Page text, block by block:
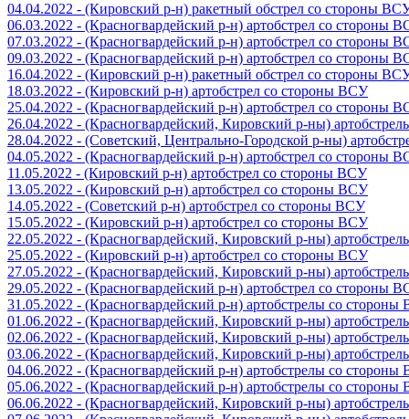
04.04.2022 - (Кировский р-н) ракетный обстрел со стороны
06.03.2022 - (Красногвардейский р-н) артобстрел со стороны
07.03.2022 - (Красногвардейский р-н) артобстрел со стороны
09.03.2022 - (Красногвардейский р-н) артобстрел со стороны
16.04.2022 - (Кировский р-н) ракетный обстрел со стороны
18.03.2022 - (Кировский р-н) артобстрел со стороны ВСУ
25.04.2022 - (Красногвардейский р-н) артобстрел со стороны
26.04.2022 - (Красногвардейский, Кировский р-ны)
28.04.2022 - (Советский, Центрально-Городской р-ны)
04.05.2022 - (Красногвардейский р-н) артобстрел со стороны
11.05.2022 - (Кировский р-н) артобстрел со стороны ВСУ
13.05.2022 - (Кировский р-н) артобстрел со стороны ВСУ
14.05.2022 - (Советский р-н) артобстрел со стороны ВСУ
15.05.2022 - (Кировский р-н) артобстрел со стороны ВСУ
22.05.2022 - (Красногвардейский, Кировский р-ны)
25.05.2022 - (Кировский р-н) артобстрел со стороны ВСУ
27.05.2022 - (Красногвардейский, Кировский р-ны)
29.05.2022 - (Красногвардейский р-н) артобстрел со стороны
31.05.2022 - (Красногвардейский р-н) артобстрелы со
01.06.2022 - (Красногвардейский, Кировский р-ны)
02.06.2022 - (Красногвардейский, Кировский р-ны)
03.06.2022 - (Красногвардейский, Кировский р-ны)
04.06.2022 - (Красногвардейский р-н) артобстрелы со
05.06.2022 - (Красногвардейский р-н) артобстрелы со
06.06.2022 - (Красногвардейский, Кировский р-ны)